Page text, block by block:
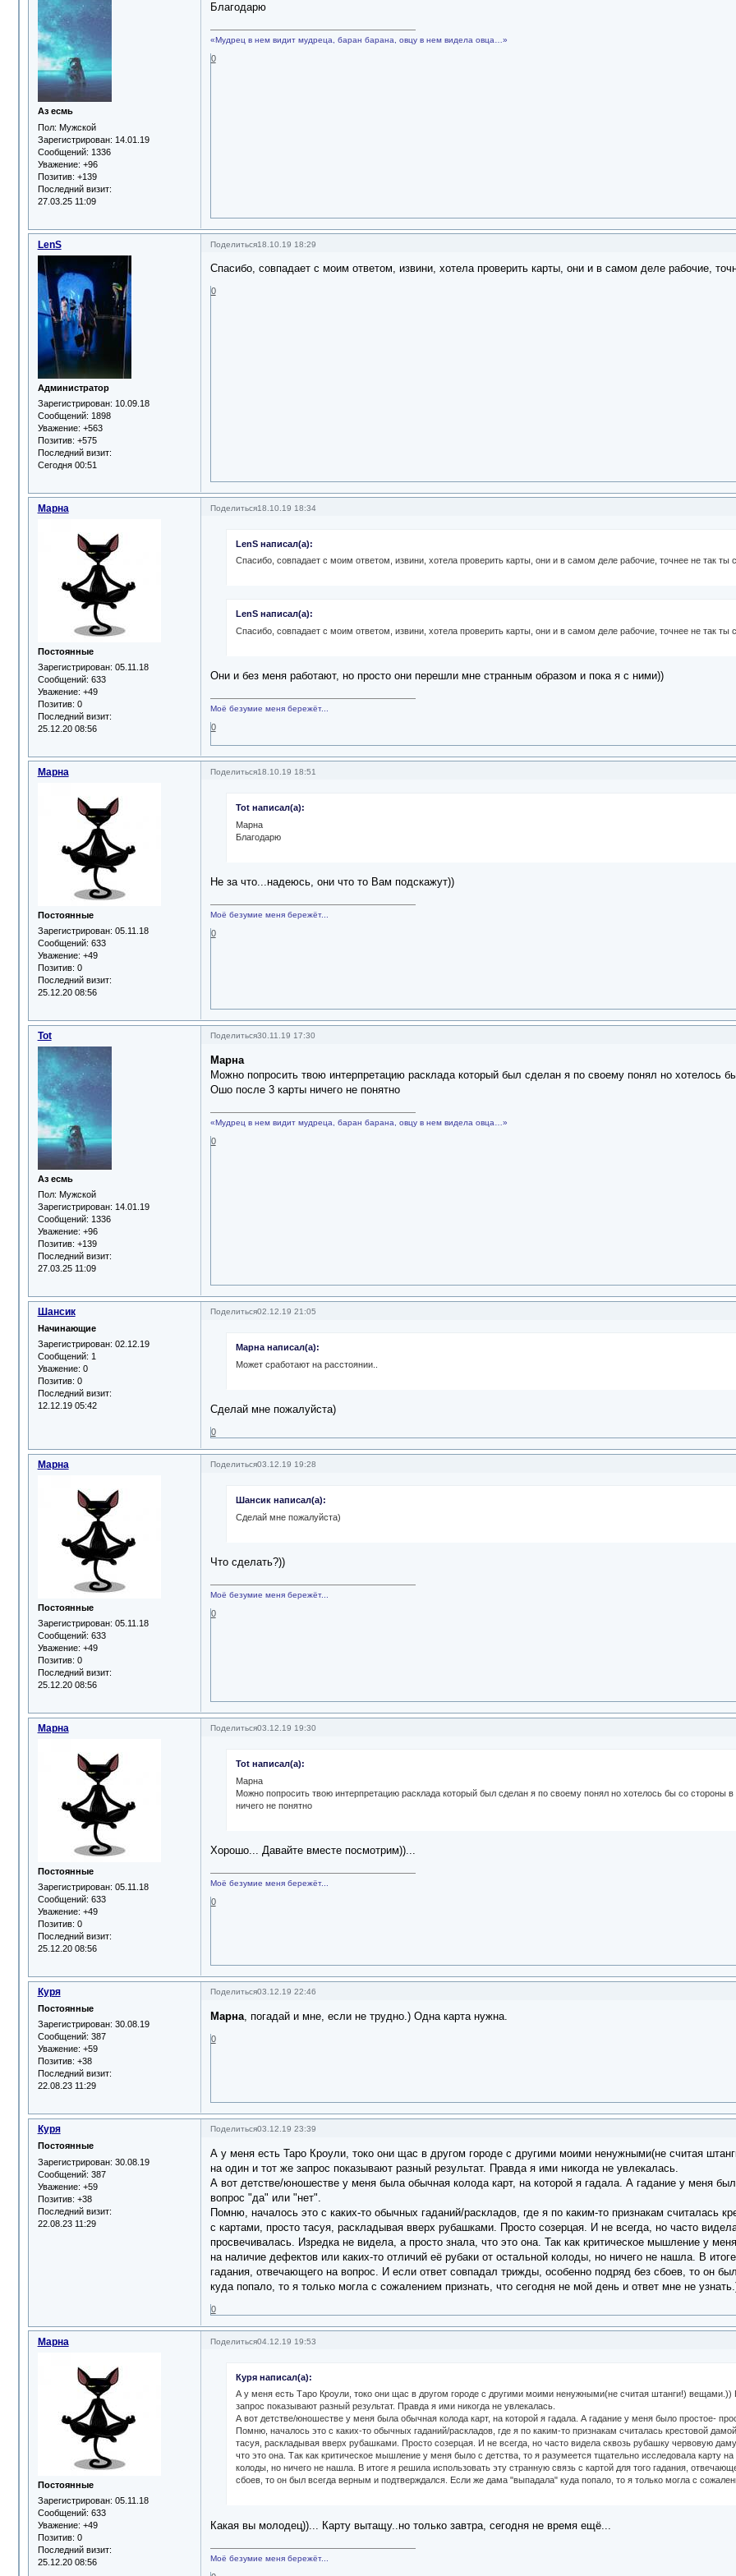
Аз есмь
Пол: Мужской
Зарегистрирован: 14.01.19
Сообщений: 1336
Уважение: +96
Позитив: +139
Последний визит:
27.03.25 11:09
Благодарю
«Мудрец в нем видит мудреца, баран барана, овцу в нем видела овца…»
0
Поделиться18.10.19 18:29
LenS
Администратор
Зарегистрирован: 10.09.18
Сообщений: 1898
Уважение: +563
Позитив: +575
Последний визит:
Сегодня 00:51
Спасибо, совпадает с моим ответом, извини, хотела проверить карты, они и в самом деле рабочие,
0
Поделиться18.10.19 18:34
Марна
Постоянные
Зарегистрирован: 05.11.18
Сообщений: 633
Уважение: +49
Позитив: 0
Последний визит:
25.12.20 08:56
LenS написал(а):
Спасибо, совпадает с моим ответом, извини, хотела проверить карты, они и в самом деле рабочие, точнее не так
LenS написал(а):
Спасибо, совпадает с моим ответом, извини, хотела проверить карты, они и в самом деле рабочие, точнее не так
Они и без меня работают, но просто они перешли мне странным образом и пока я с ними))
Моё безумие меня бережёт...
0
Поделиться18.10.19 18:51
Марна
Постоянные
Зарегистрирован: 05.11.18
Сообщений: 633
Уважение: +49
Позитив: 0
Последний визит:
25.12.20 08:56
Tot написал(а):
Марна
Благодарю
Не за что...надеюсь, они что то Вам подскажут))
Моё безумие меня бережёт...
0
Поделиться30.11.19 17:30
Tot
Аз есмь
Пол: Мужской
Зарегистрирован: 14.01.19
Сообщений: 1336
Уважение: +96
Позитив: +139
Последний визит:
27.03.25 11:09
Марна
Можно попросить твою интерпретацию расклада который был сделан я по своему понял но хотелось
Ошо после 3 карты ничего не понятно
«Мудрец в нем видит мудреца, баран барана, овцу в нем видела овца…»
0
Поделиться02.12.19 21:05
Шансик
Начинающие
Зарегистрирован: 02.12.19
Сообщений: 1
Уважение: 0
Позитив: 0
Последний визит:
12.12.19 05:42
Марна написал(а):
Может сработают на расстоянии..
Сделай мне пожалуйста)
0
Поделиться03.12.19 19:28
Марна
Постоянные
Зарегистрирован: 05.11.18
Сообщений: 633
Уважение: +49
Позитив: 0
Последний визит:
25.12.20 08:56
Шансик написал(а):
Сделай мне пожалуйста)
Что сделать?))
Моё безумие меня бережёт...
0
Поделиться03.12.19 19:30
Марна
Постоянные
Зарегистрирован: 05.11.18
Сообщений: 633
Уважение: +49
Позитив: 0
Последний визит:
25.12.20 08:56
Tot написал(а):
Марна
Можно попросить твою интерпретацию расклада который был сделан я по своему понял но хотелось бы со стороны
ничего не понятно
Хорошо... Давайте вместе посмотрим))...
Моё безумие меня бережёт...
0
Поделиться03.12.19 22:46
Куря
Постоянные
Зарегистрирован: 30.08.19
Сообщений: 387
Уважение: +59
Позитив: +38
Последний визит:
22.08.23 11:29
Марна, погадай и мне, если не трудно.) Одна карта нужна.
0
Поделиться03.12.19 23:39
Куря
Постоянные
Зарегистрирован: 30.08.19
Сообщений: 387
Уважение: +59
Позитив: +38
Последний визит:
22.08.23 11:29
А у меня есть Таро Кроули, токо они щас в другом городе с другими моими ненужными(не считая
на один и тот же запрос показывают разный результат. Правда я ими никогда не увлекалась.
А вот детстве/юношестве у меня была обычная колода карт, на которой я гадала. А гадание у меня
вопрос "да" или "нет".
Помню, началось это с каких-то обычных гаданий/раскладов, где я по каким-то признакам считалась
с картами, просто тасуя, раскладывая вверх рубашками. Просто созерцая. И не всегда, но часто
просвечивалась. Изредка не видела, а просто знала, что это она. Так как критическое мышление у
на наличие дефектов или каких-то отличий её рубаки от остальной колоды, но ничего не нашла. В
гадания, отвечающего на вопрос. И если ответ совпадал трижды, особенно подряд без сбоев, то он
куда попало, то я только могла с сожалением признать, что сегодня не мой день и ответ мне не
0
Поделиться04.12.19 19:53
Марна
Постоянные
Зарегистрирован: 05.11.18
Сообщений: 633
Уважение: +49
Позитив: 0
Последний визит:
25.12.20 08:56
Куря написал(а):
А у меня есть Таро Кроули, токо они щас в другом городе с другими моими ненужными(не считая штанги!) вещами.))
запрос показывают разный результат. Правда я ими никогда не увлекалась.
А вот детстве/юношестве у меня была обычная колода карт, на которой я гадала. А гадание у меня было простое-
Помню, началось это с каких-то обычных гаданий/раскладов, где я по каким-то признакам считалась крестовой
тасуя, раскладывая вверх рубашками. Просто созерцая. И не всегда, но часто видела сквозь рубашку червовую
что это она. Так как критическое мышление у меня было с детства, то я разумеется тщательно исследовала карту
колоды, но ничего не нашла. В итоге я решила использовать эту странную связь с картой для того гадания,
сбоев, то он был всегда верным и подтверждался. Если же дама "выпадала" куда попало, то я только могла с
Какая вы молодец))... Карту вытащу..но только завтра, сегодня не время ещё...
Моё безумие меня бережёт...